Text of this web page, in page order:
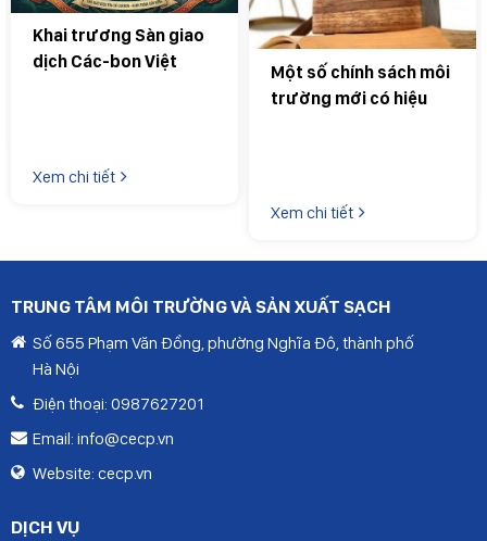
Khai trương Sàn giao
dịch Các-bon Việt
Xem chi tiết
Một số chính sách môi
trường mới có hiệu
Xem chi tiết
TRUNG TÂM MÔI TRƯỜNG VÀ SẢN XUẤT SẠCH
Số 655 Phạm Văn Đồng, phường Nghĩa Đô, thành phố
Hà Nội
Điện thoại: 0987627201
Email: info@cecp.vn
Website: cecp.vn
DỊCH VỤ